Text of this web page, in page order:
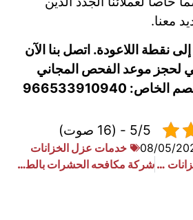
معنا.
نقطة اللاعودة. اتصل بنا الآن
لحجز موعد الفحص المجاني
966533910940
5/5 - (16 صوت)
08/05/
خدمات عزل الخزانات
شركة كشف تسربات خزانات المياه بالرياض
شركة مكافحه الحشرات بالطائف زاحفة وطائرة